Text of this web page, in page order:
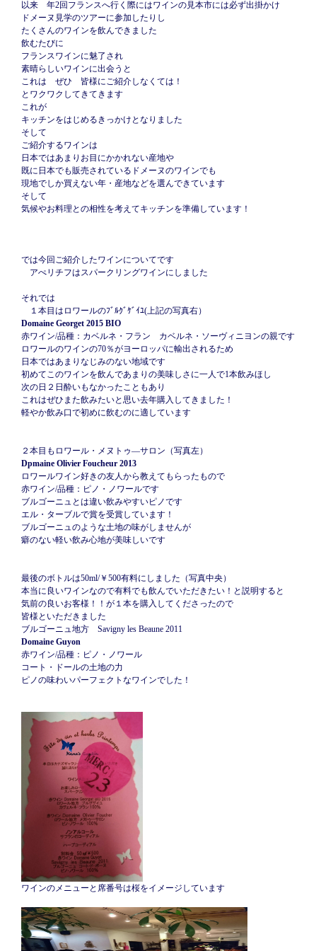
以来 年2回フランスへ行く際にはワインの見本市には必ず出掛かけ
ドメーヌ見学のツアーに参加したりし
たくさんのワインを飲んできました
飲むたびに
フランスワインに魅了され
素晴らしいワインに出会うと
これは ぜひ 皆様にご紹介しなくては！
とワクワクしてきてきます
これが
キッチンをはじめるきっかけとなりました
そして
ご紹介するワインは
日本ではあまりお目にかかれない産地や
既に日本でも販売されているドメーヌのワインでも
現地でしか買えない年・産地などを選んできています
そして
気候やお料理との相性を考えてキッチンを準備しています！
では今回ご紹介したワインについてです
アぺリチフはスパークリングワインにしました
それでは
１本目はロワールのﾌﾞﾙｸﾞｹﾞｲﾕ(上記の写真右）
Domaine Georget 2015 BIO
赤ワイン/品種：カベルネ・フラン カベルネ・ソーヴィニヨンの親です
ロワールのワインの70％がヨーロッパに輸出されるため
日本ではあまりなじみのない地域です
初めてこのワインを飲んであまりの美味しさに一人で1本飲みほし
次の日２日酔いもなかったこともあり
これはぜひまた飲みたいと思い去年購入してきました！
軽やか飲み口で初めに飲むのに適しています
２本目もロワール・メヌトゥ―サロン（写真左）
Dpmaine Olivier Foucheur 2013
ロワールワイン好きの友人から教えてもらったもので
赤ワイン/品種：ピノ・ノワールです
ブルゴーニュとは違い飲みやすいピノです
エル・ターブルで賞を受賞しています！
ブルゴーニュのような土地の味がしませんが
癖のない軽い飲み心地が美味しいです
最後のボトルは50ml/￥500有料にしました（写真中央）
本当に良いワインなので有料でも飲んでいただきたい！と説明すると
気前の良いお客様！！が１本を購入してくださったので
皆様といただきました
ブルゴーニュ地方 Savigny les Beaune 2011
Domaine Guyon
赤ワイン/品種：ピノ・ノワール
コート・ドールの土地の力
ピノの味わいパーフェクトなワインでした！
ワインのメニューと席番号は桜をイメージしています